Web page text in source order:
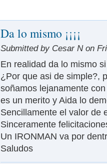
Da lo mismo ¡¡¡¡
Submitted by Cesar N on
En realidad da lo mismo
¿Por que asi de simple?,
soñamos lejanamente
es un merito y Aida lo
Sencillamente el valor de
Sinceramente
Un IRONMAN va por
Saludos